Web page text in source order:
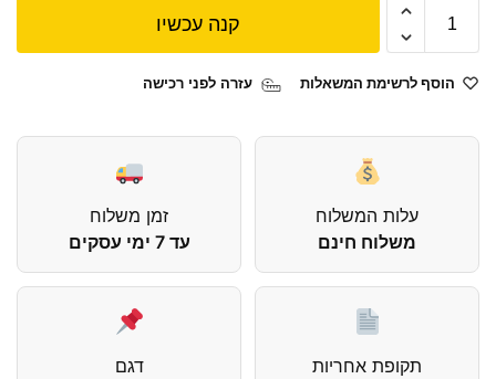
קנה עכשיו
הוסף לרשימת המשאלות עזרה לפני רכישה
עלות המשלוח
משלוח חינם
זמן משלוח
עד 7 ימי עסקים
תקופת אחריות
דגם